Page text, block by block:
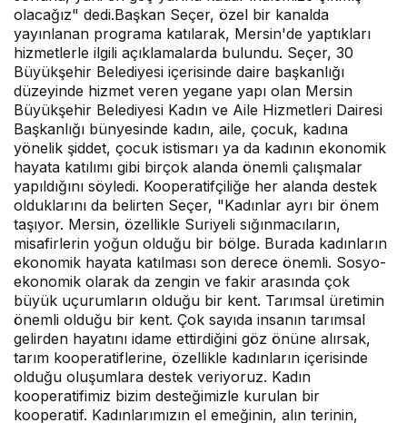
olacağız" dedi.Başkan Seçer, özel bir kanalda
yayınlanan programa katılarak, Mersin'de yaptıkları
hizmetlerle ilgili açıklamalarda bulundu. Seçer, 30
Büyükşehir Belediyesi içerisinde daire başkanlığı
düzeyinde hizmet veren yegane yapı olan Mersin
Büyükşehir Belediyesi Kadın ve Aile Hizmetleri Dairesi
Başkanlığı bünyesinde kadın, aile, çocuk, kadına
yönelik şiddet, çocuk istismarı ya da kadının ekonomik
hayata katılımı gibi birçok alanda önemli çalışmalar
yapıldığını söyledi. Kooperatifçiliğe her alanda destek
olduklarını da belirten Seçer, "Kadınlar ayrı bir önem
taşıyor. Mersin, özellikle Suriyeli sığınmacıların,
misafirlerin yoğun olduğu bir bölge. Burada kadınların
ekonomik hayata katılması son derece önemli. Sosyo-
ekonomik olarak da zengin ve fakir arasında çok
büyük uçurumların olduğu bir kent. Tarımsal üretimin
önemli olduğu bir kent. Çok sayıda insanın tarımsal
gelirden hayatını idame ettirdiğini göz önüne alırsak,
tarım kooperatiflerine, özellikle kadınların içerisinde
olduğu oluşumlara destek veriyoruz. Kadın
kooperatifimiz bizim desteğimizle kurulan bir
kooperatif. Kadınlarımızın el emeğinin, alın terinin,